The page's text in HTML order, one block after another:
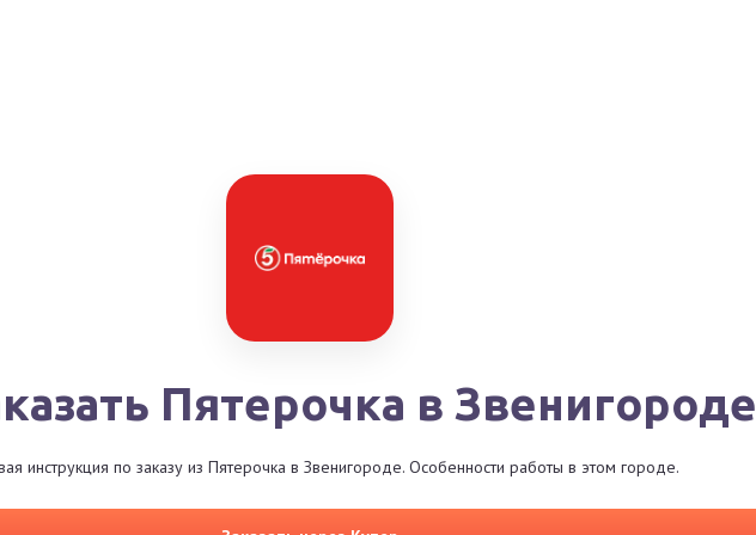
Пятерочка в Звенигороде
инструкция по заказу из Пятерочка в Звенигороде. Особенности работы в этом городе.